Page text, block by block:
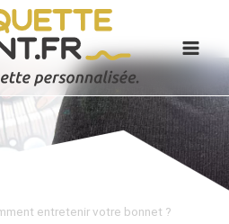
entretenir votre bonnet ?